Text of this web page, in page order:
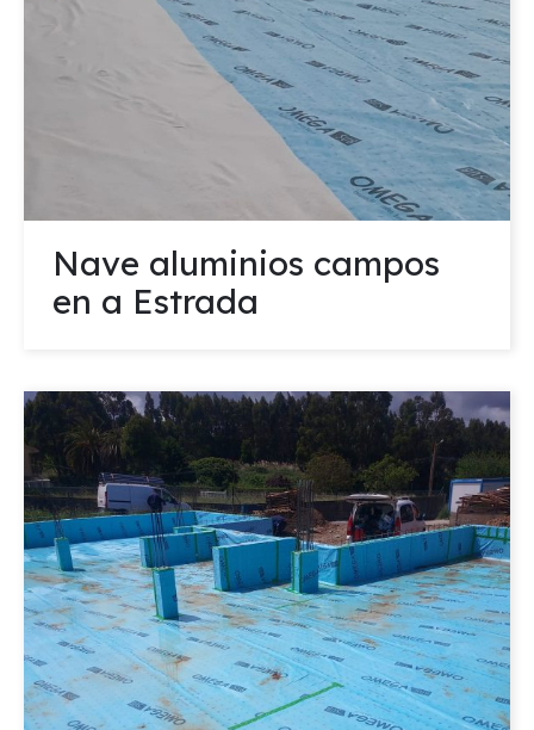
Nave aluminios campos
en a Estrada